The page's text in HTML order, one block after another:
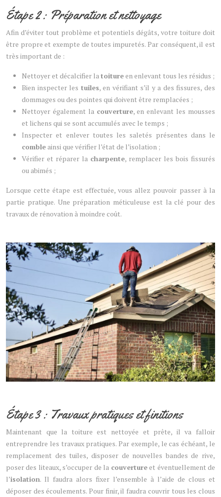
Étape 2 : Préparation et nettoyage
Afin d’éviter tout problème et potentiels dégâts, votre toiture doit
être propre et exempte de toutes impuretés. Par conséquent, il est
très important de :
Nettoyer et décalcifier latoitureen enlevant tous les résidus ;
Bien inspecter les tuiles, en vérifiant s’il y a des fissures, des
dommages ou des pointes qui doivent être remplacées ;
Nettoyer également la couverture, en enlevant les mousses
et lichens qui se sont accumulés avec le temps ;
Inspecter et enlever toutes les saletés présentes dans le
comble ainsi que vérifier l’état de l’isolation ;
Vérifier et réparer la charpente, remplacer les bois fissurés
ou abimés ;
Lorsque cette étape est effectuée, vous allez pouvoir passer à la
partie pratique. Une préparation méticuleuse est la clé pour des
travaux de rénovation à moindre coût.
Étape 3 : Travaux pratiques et finitions
Maintenant que la toiture est nettoyée et prête, il va falloir
entreprendre les travaux pratiques. Par exemple, le cas échéant, le
remplacement des tuiles, disposer de nouvelles bandes de rive,
poser des liteaux, s’occuper de la couvertureet éventuellement de
l’isolation. Il faudra alors fixer l’ensemble à l’aide de clous et
déposer des écoulements. Pour finir, il faudra couvrir tous les clous